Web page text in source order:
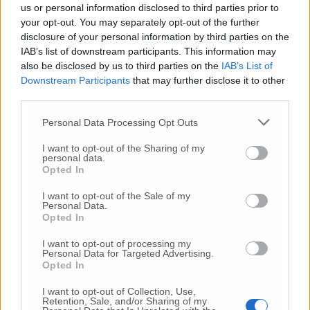
us or personal information disclosed to third parties prior to
your opt-out. You may separately opt-out of the further
disclosure of your personal information by third parties on the
IAB’s list of downstream participants. This information may
also be disclosed by us to third parties on the IAB’s List of
Downstream Participants that may further disclose it to other
Personal Data Processing Opt Outs
I want to opt-out of the Sharing of my
personal data.
Opted In
I want to opt-out of the Sale of my
Personal Data.
Opted In
I want to opt-out of processing my
Personal Data for Targeted Advertising.
Opted In
I want to opt-out of Collection, Use,
Retention, Sale, and/or Sharing of my
Covid, nel Maceratese l’unico nuovo caso
nelle Marche
Scossicci, i balneari alzano la voce: «Qui
siamo abbandonati Meglio andare con
Cinema e teatri riaprono: sì a matrimoni e
Spiagge libere a Porto Potenza,
nessuna prenotazione
nel Maceratese
l’undicesima volta